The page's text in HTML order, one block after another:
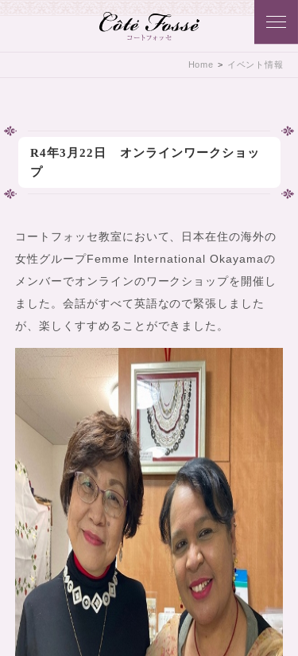
Home > イベント情報
R4年3月22日 オンラインワークショッ
プ
コートフォッセ教室において、日本在住の海外の
女性グループFemme International Okayamaの
メンバーでオンラインのワークショップを開催し
ました。会話がすべて英語なので緊張しました
が、楽しくすすめることができました。